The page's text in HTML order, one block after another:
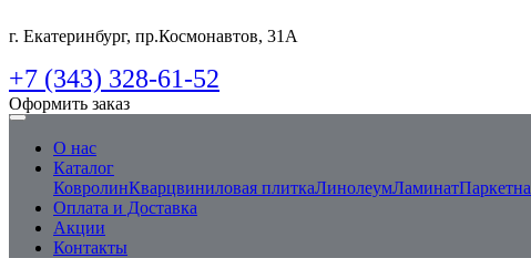
г. Екатеринбург, пр.Космонавтов, 31А
+7 (343) 328-61-52
Оформить заказ
О нас
Каталог
КовролинКварцвиниловая плиткаЛинолеумЛаминат
Оплата и Доставка
Акции
Контакты